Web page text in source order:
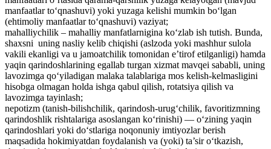
manfaatlar to‘qnashuvi) yoki yuzaga kelishi mumkin bo‘lgan
(ehtimoliy manfaatlar to‘qnashuvi) vaziyat;
mahalliychilik – mahalliy manfatlarnigina ko‘zlab ish tutish. Bunda,
shaxsni uning nasliy kelib chiqishi (aslzoda yoki mashhur sulola
vakili ekanligi va u jamoatchilik tomonidan e’tirof etilganligi) hamda
yaqin qarindoshlarining egallab turgan xizmat mavqei sababli, uning
lavozimga qo‘yiladigan malaka talablariga mos kelish-kelmasligini
hisobga olmagan holda ishga qabul qilish, rotatsiya qilish va
lavozimga tayinlash;
nepotizm (tanish-bilishchilik, qarindosh-urug‘chilik, favoritizmning
qarindoshlik rishtalariga asoslangan ko‘rinishi) — o‘zining yaqin
qarindoshlari yoki do‘stlariga noqonuniy imtiyozlar berish
maqsadida hokimiyatdan foydalanish va (yoki) ta’sir o‘tkazish,